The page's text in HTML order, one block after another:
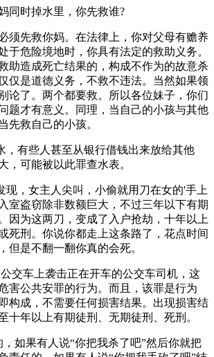
同时掉水里，你先救谁?
须先救你妈。在法律上，你对父母有赡养
于危险境地时，你具有法定的救助义务。
助造成死亡结果的，构成不作为的故意杀
仅是道德义务，不救不违法。当然如果领
论了。两个都要救。所以各位妹子，你们
题才有意义。同理，当自己的小孩与其他
先救自己的小孩。
，有些人甚至从银行借钱出来放给其他
，可能被以此罪查水表。
现，女主人尖叫，小偷就用刀在女的'手上
室盗窃除非数额巨大，不过三年以下有期
因为这两刀，变成了入户抢劫，十年以上
死刑。你说你都走上这条路了，花点时间
但是不翻一翻你真的会死。
交车上袭击正在开车的公交车司机，这
害公共安罪的行为。而且，该罪是行为
构成，不需要任何损害结果。出现损害结
十年以上有期徒刑、无期徒刑、死刑。
，如果有人说“你把我杀了吧”然后你就把